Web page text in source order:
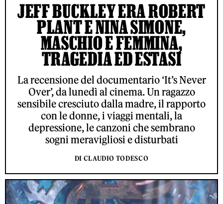
JEFF BUCKLEY ERA ROBERT
PLANT E NINA SIMONE,
MASCHIO E FEMMINA,
TRAGEDIA ED ESTASI
La recensione del documentario ‘It’s Never
Over’, da lunedì al cinema. Un ragazzo
sensibile cresciuto dalla madre, il rapporto
con le donne, i viaggi mentali, la
depressione, le canzoni che sembrano
sogni meravigliosi e disturbati
DI CLAUDIO TODESCO